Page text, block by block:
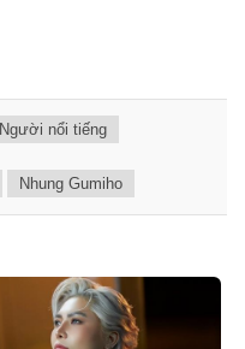
Người nổi tiếng
Nhung Gumiho